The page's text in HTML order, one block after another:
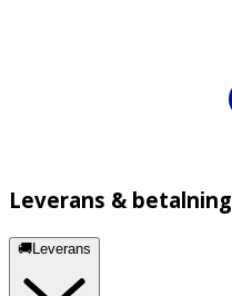
Leverans & betalning
🚚Leverans